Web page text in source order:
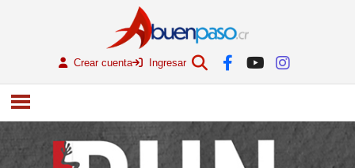
Crear cuenta Ingresar